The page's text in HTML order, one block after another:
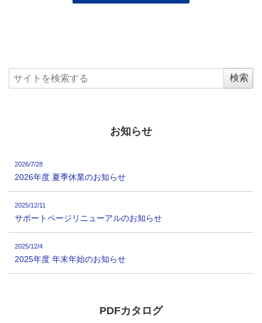
お知らせ
2026/7/28
2026年度 夏季休業のお知らせ
2025/12/11
サポートページリニューアルのお知らせ
2025/12/4
2025年度 年末年始のお知らせ
PDFカタログ